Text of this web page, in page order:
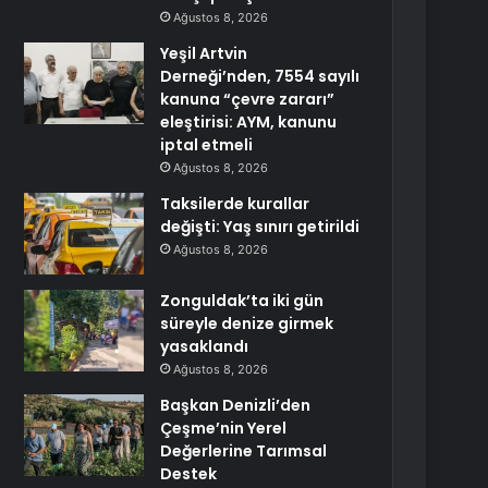
Ağustos 8, 2026
Yeşil Artvin
Derneği’nden, 7554 sayılı
kanuna “çevre zararı”
eleştirisi: AYM, kanunu
iptal etmeli
Ağustos 8, 2026
Taksilerde kurallar
değişti: Yaş sınırı getirildi
Ağustos 8, 2026
Zonguldak’ta iki gün
süreyle denize girmek
yasaklandı
Ağustos 8, 2026
Başkan Denizli’den
Çeşme’nin Yerel
Değerlerine Tarımsal
Destek